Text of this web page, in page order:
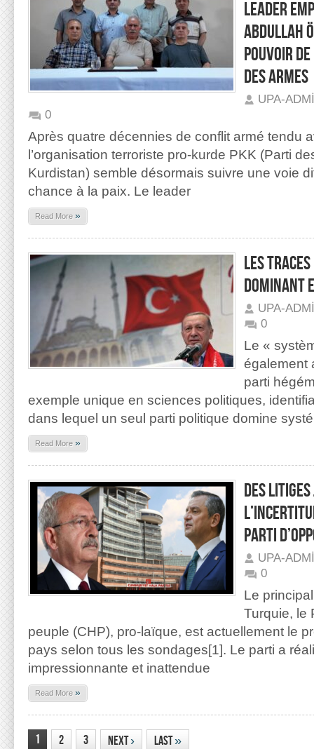
LEADER
ABDULLAH
POUVOIR
DES ARMES
UPA-
0
Après quatre décennies de conflit armé tendu
l’organisation terroriste pro-kurde PKK (Parti
Kurdistan) semble désormais suivre une voie
chance à la paix. Le leader
Read More »
LES
DOMINANT
UPA-
0
Le «
également
parti
exemple unique en sciences politiques,
dans lequel un seul parti politique domine
Read More »
DES
PARTI
UPA-
0
Le
Turquie, le
peuple (CHP), pro-laïque, est actuellement le
pays selon tous les sondages[1]. Le parti a
impressionnante et inattendue
Read More »
1 2 3 Next› Last»